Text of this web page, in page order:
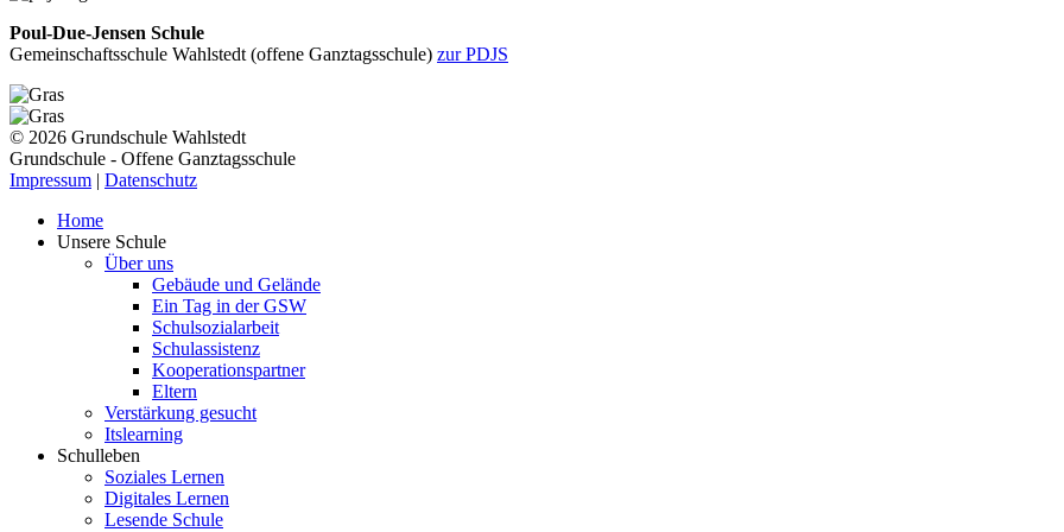
Poul-Due-Jensen Schule
Gemeinschaftsschule Wahlstedt (offene Ganztagsschule) zur PDJS
© 2026 Grundschule Wahlstedt
Grundschule - Offene Ganztagsschule
Impressum | Datenschutz
Home
Unsere Schule
Über uns
Gebäude und Gelände
Ein Tag in der GSW
Schulsozialarbeit
Schulassistenz
Kooperationspartner
Eltern
Verstärkung gesucht
Itslearning
Schulleben
Soziales Lernen
Digitales Lernen
Lesende Schule